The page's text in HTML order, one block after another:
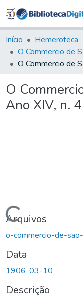
Início Hemeroteca
O Commercio de
O
Ano XIV, n.
Carregando...
Arquivos
o-commercio-de-
Data
1906-03-10
Descrição